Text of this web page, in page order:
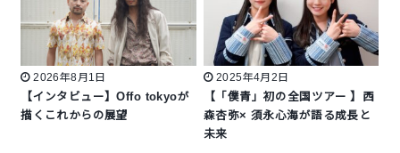
2026年8月1日
【インタビュー】Offo tokyoが
描くこれからの展望
2025年4月2日
【「僕青」初の全国ツアー 】西
森杏弥× 須永心海が語る成長と
未来